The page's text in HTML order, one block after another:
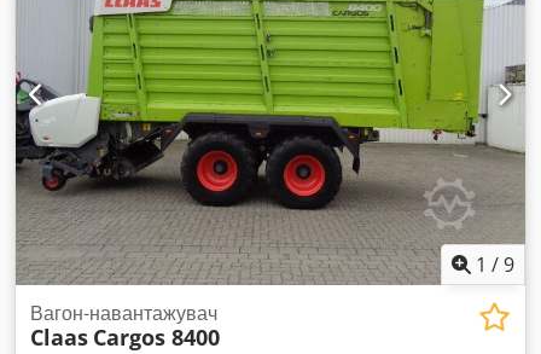
1 /9
Вагон-навантажувач
Claas Cargos 8400